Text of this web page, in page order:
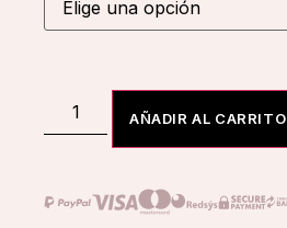
AÑADIR AL CARRITO